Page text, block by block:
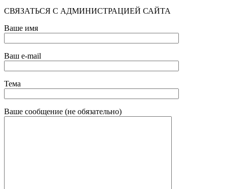
СВЯЗАТЬСЯ С АДМИНИСТРАЦИЕЙ САЙТА
Ваше имя
Ваш e-mail
Тема
Ваше сообщение (не обязательно)